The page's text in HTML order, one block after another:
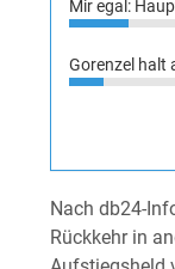
Mir egal:
Gorenzel halt
Nach db24-
Rückkehr in